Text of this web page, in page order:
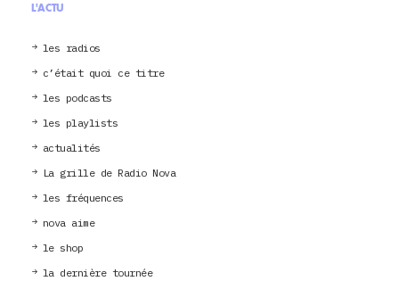
L'ACTU
les radios
c’était quoi ce titre
les podcasts
les playlists
actualités
La grille de Radio Nova
les fréquences
nova aime
le shop
la dernière tournée